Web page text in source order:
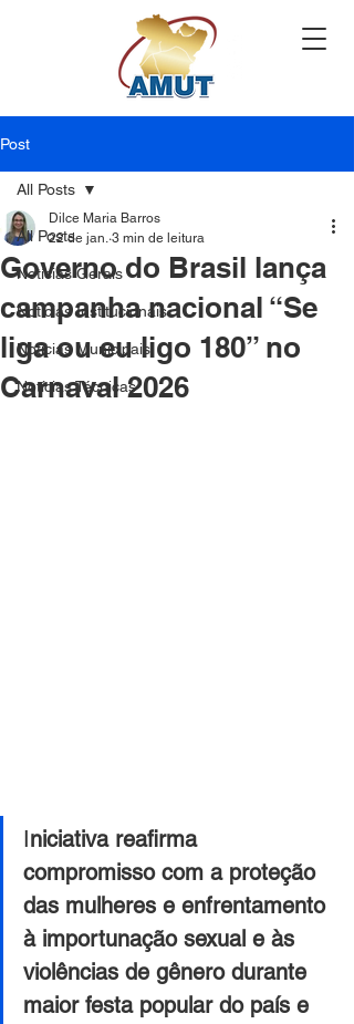
Post
All Posts
Notícias Gerais
Notícias Institucionais
Notícias Municipais
Notícias Técnicas
All Posts
Governo do Brasil lança
campanha nacional “Se
liga ou eu ligo 180” no
Carnaval 2026
Dilce Maria Barros
22 de jan. 3 min de leitura
Iniciativa reafirma
compromisso com a proteção
das mulheres e enfrentamento
à importunação sexual e às
violências de gênero durante
maior festa popular do país e